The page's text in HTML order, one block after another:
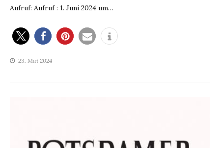
Aufruf: Aufruf : 1. Juni 2024 um…
23. Mai 2024